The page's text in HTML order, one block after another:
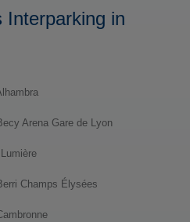
Interparking in
Arena Gare de Lyon
Champs Élysées